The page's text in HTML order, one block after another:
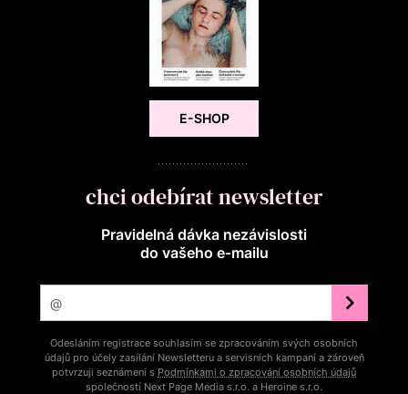
E-SHOP
chci odebírat newsletter
Pravidelná dávka nezávislosti
do vašeho e‑mailu
Odesláním registrace souhlasím se zpracováním svých osobních
údajů pro účely zasílání Newsletteru a servisních kampaní a zároveň
potvrzuji seznámení s Podmínkami o zpracování osobních údajů
společností Next Page Media s.r.o. a Heroine s.r.o.